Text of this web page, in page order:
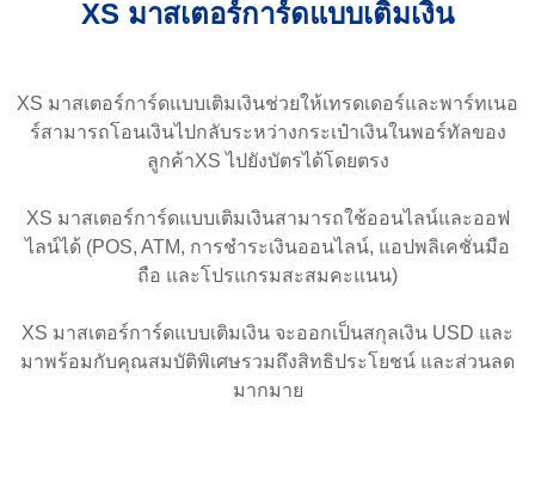
XS มาสเตอร์การ์ดแบบเติมเงิน
XS มาสเตอร์การ์ดแบบเติมเงินช่วยให้เทรดเดอร์และพาร์ทเนอ
ร์สามารถโอนเงินไปกลับระหว่างกระเป๋าเงินในพอร์ทัลของ
ลูกค้าXS ไปยังบัตรได้โดยตรง
XS มาสเตอร์การ์ดแบบเติมเงินสามารถใช้ออนไลน์และออฟ
ไลน์ได้ (POS, ATM, การชำระเงินออนไลน์, แอปพลิเคชั่นมือ
ถือ และโปรแกรมสะสมคะแนน)
XS มาสเตอร์การ์ดแบบเติมเงิน จะออกเป็นสกุลเงิน USD และ
มาพร้อมกับคุณสมบัติพิเศษรวมถึงสิทธิประโยชน์ และส่วนลด
มากมาย